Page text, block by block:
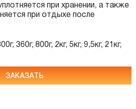
при хранении, а также
при отдыхе после
360г, 800г, 2кг, 5кг, 9,5кг, 21кг,
ЗАКАЗАТЬ